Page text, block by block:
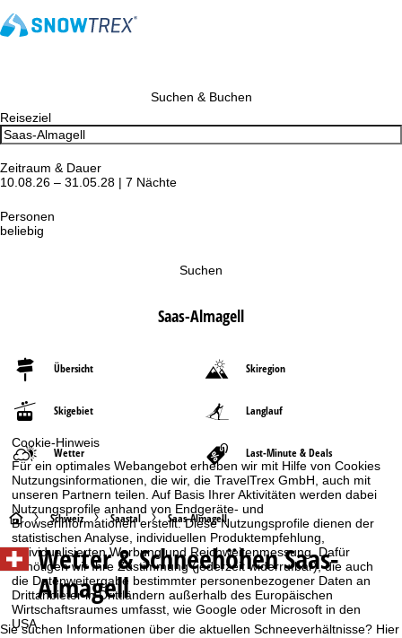
Cookie-Hinweis
Für ein optimales Webangebot erheben wir mit Hilfe von Cookies
Nutzungsinformationen, die wir, die TravelTrex GmbH, auch mit
unseren Partnern teilen. Auf Basis Ihrer Aktivitäten werden dabei
Nutzungsprofile anhand von Endgeräte- und
Browserinformationen erstellt. Diese Nutzungsprofile dienen der
statistischen Analyse, individuellen Produktempfehlung,
individualisierten Werbung und Reichweitenmessung. Dafür
benötigen wir Ihre Zustimmung (jederzeit widerrufbar), die auch
die Datenweitergabe bestimmter personenbezogener Daten an
Drittanbieter in Drittländern außerhalb des Europäischen
Wirtschaftsraumes umfasst, wie Google oder Microsoft in den
USA.
Suchen & Buchen
Reiseziel
Zeitraum & Dauer
10.08.26 – 31.05.28 | 7 Nächte
Personen
beliebig
Suchen
Saas-Almagell
Übersicht Skiregion
Skigebiet Langlauf
Wetter Last-Minute & Deals
S
t
a
r
Schweiz Saastal Saas-Almagell
Wetter & Schneehöhen Saas-
Almagell
Sie suchen Informationen über die aktuellen Schneeverhältnisse? Hier